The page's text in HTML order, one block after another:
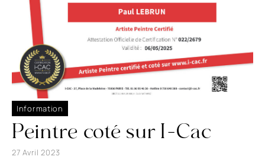
stages
ma galerie
Actualités
Contact
Information
Peintre coté sur I-Cac
27 Avril 2023